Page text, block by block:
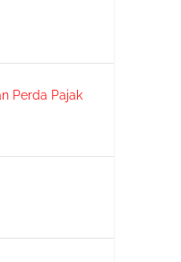
Perda Pajak